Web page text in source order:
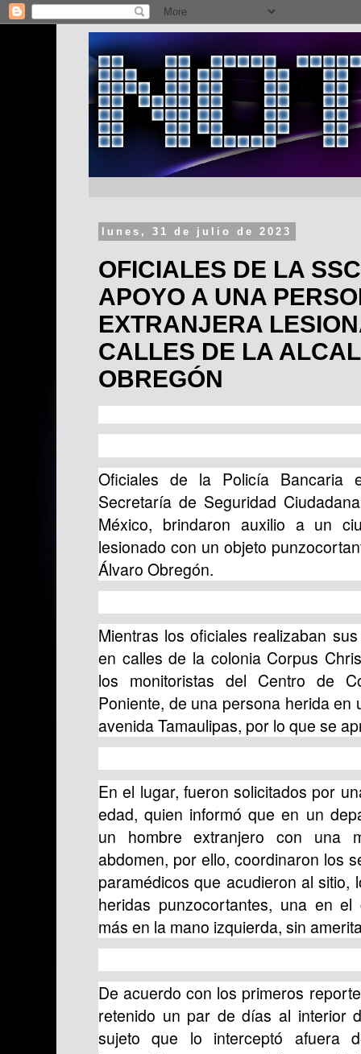
lunes, 31 de julio de 2023
OFICIALES DE LA
APOYO A UNA
EXTRANJERA
CALLES DE LA
OBREGÓN
Oficiales de la Policía Bancaria
Secretaría de Seguridad
México, brindaron auxilio a un
lesionado con un objeto
Álvaro Obregón.
Mientras los oficiales realizaban
en calles de la colonia Corpus
los monitoristas del Centro de
Poniente, de una persona herida en
avenida Tamaulipas, por lo que se
En el lugar, fueron solicitados por
edad, quien informó que en un
un hombre extranjero con una
abdomen, por ello, coordinaron los
paramédicos que acudieron al sitio,
heridas punzocortantes, una en
más en la mano izquierda, sin
De acuerdo con los primeros
retenido un par de días al interior
sujeto que lo interceptó